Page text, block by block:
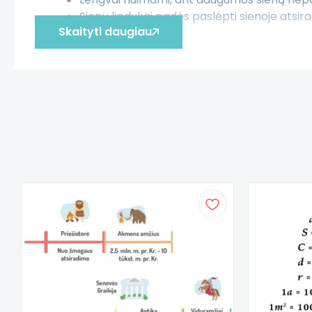
Sienų lipdukai padės paslėpti sienoje
Skaityti daugiau